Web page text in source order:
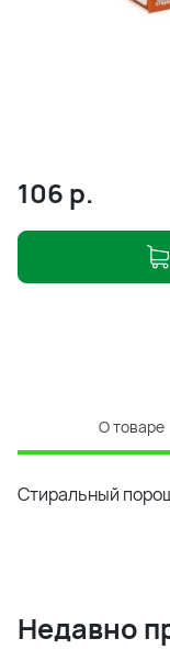
106 р.
О товаре
Стиральный
Недавно